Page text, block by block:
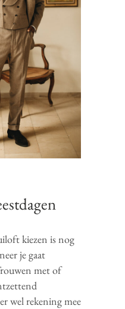
kiezen is nog
je gaat
met of
wel rekening mee